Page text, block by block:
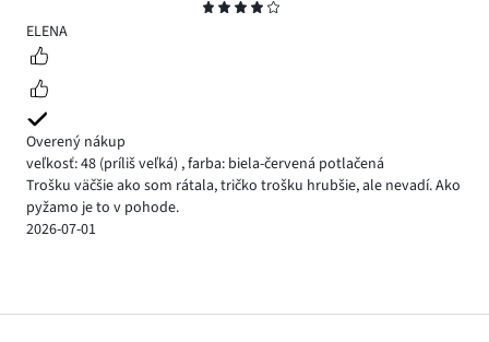
4
ELENA
Overený nákup
veľkosť: 48 (príliš veľká) ,farba: biela-červená potlačená
Trošku väčšie ako som rátala, tričko trošku hrubšie, ale nevadí. Ako
pyžamo je to v pohode.
2026-07-01